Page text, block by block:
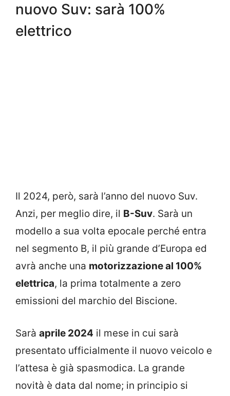
nuovo Suv: sarà 100%
elettrico
Il 2024, però, sarà l’anno del nuovo Suv.
Anzi, per meglio dire, il B-Suv. Sarà un
modello a sua volta epocale perché entra
nel segmento B, il più grande d’Europa ed
avrà anche una motorizzazione al 100%
elettrica, la prima totalmente a zero
emissioni del marchio del Biscione.
Sarà aprile 2024 il mese in cui sarà
presentato ufficialmente il nuovo veicolo e
l’attesa è già spasmodica. La grande
novità è data dal nome; in principio si